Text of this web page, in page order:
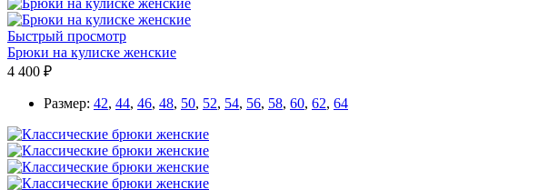
Быстрый просмотр
Брюки на кулиске женские
4 400 ₽
Размер: 42, 44, 46, 48, 50, 52, 54, 56, 58, 60, 62, 64